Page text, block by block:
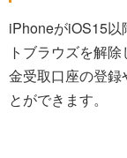
iPhoneがiOS15
トブラウズを解
金受取口座の登録
とができます。